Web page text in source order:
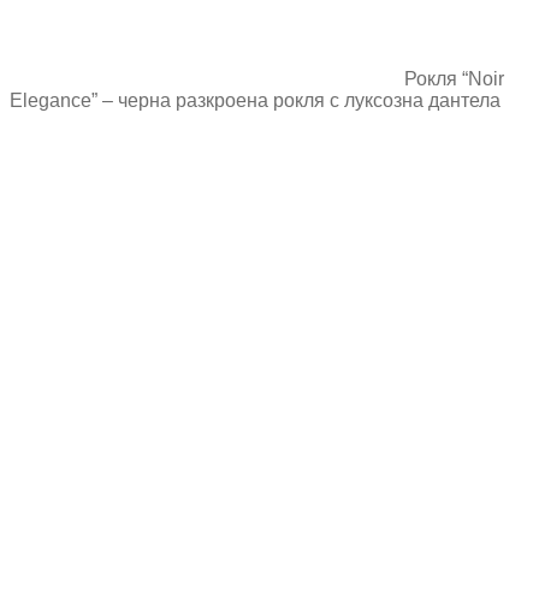
Рокля “Noir
Elegance” – черна разкроена рокля с луксозна дантела